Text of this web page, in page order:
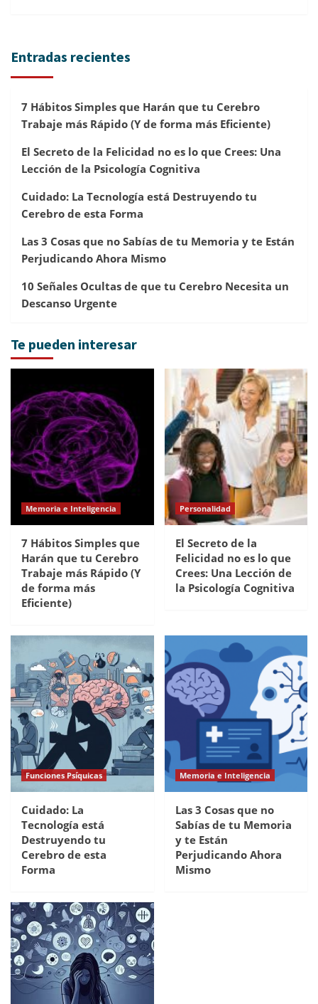
Entradas recientes
7 Hábitos Simples que Harán que tu Cerebro
Trabaje más Rápido (Y de forma más Eficiente)
El Secreto de la Felicidad no es lo que Crees: Una
Lección de la Psicología Cognitiva
Cuidado: La Tecnología está Destruyendo tu
Cerebro de esta Forma
Las 3 Cosas que no Sabías de tu Memoria y te Están
Perjudicando Ahora Mismo
10 Señales Ocultas de que tu Cerebro Necesita un
Descanso Urgente
Te pueden interesar
Memoria e Inteligencia
7 Hábitos Simples que
Harán que tu Cerebro
Trabaje más Rápido (Y
de forma más
Eficiente)
Personalidad
El Secreto de la
Felicidad no es lo que
Crees: Una Lección de
la Psicología Cognitiva
Funciones Psíquicas
Cuidado: La
Tecnología está
Destruyendo tu
Cerebro de esta
Forma
Memoria e Inteligencia
Las 3 Cosas que no
Sabías de tu Memoria
y te Están
Perjudicando Ahora
Mismo